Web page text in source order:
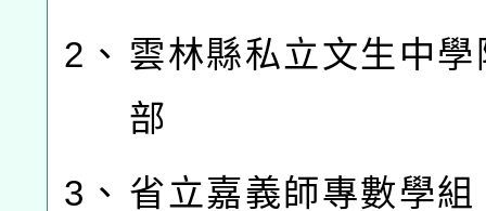
2、 雲林縣私立文生中
部
3、 省立嘉義師專數學組